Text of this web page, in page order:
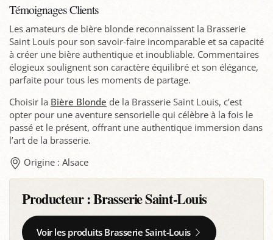
Témoignages Clients
Les amateurs de bière blonde reconnaissent la Brasserie
Saint Louis pour son savoir-faire incomparable et sa capacité
à créer une bière authentique et inoubliable. Commentaires
élogieux soulignent son caractère équilibré et son élégance,
parfaite pour tous les moments de partage.
Choisir la Bière Blonde de la Brasserie Saint Louis, c’est
opter pour une aventure sensorielle qui célèbre à la fois le
passé et le présent, offrant une authentique immersion dans
l’art de la brasserie.
Origine : Alsace
Producteur :Brasserie Saint-Louis
Voir les produits Brasserie Saint-Louis